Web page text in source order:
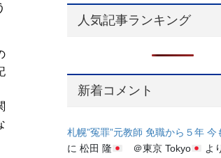
人気記事ランキング
新着コメント
札幌”冤罪”元教師 免職から５年 今
に松田 隆 ＠東京 Tokyo よ